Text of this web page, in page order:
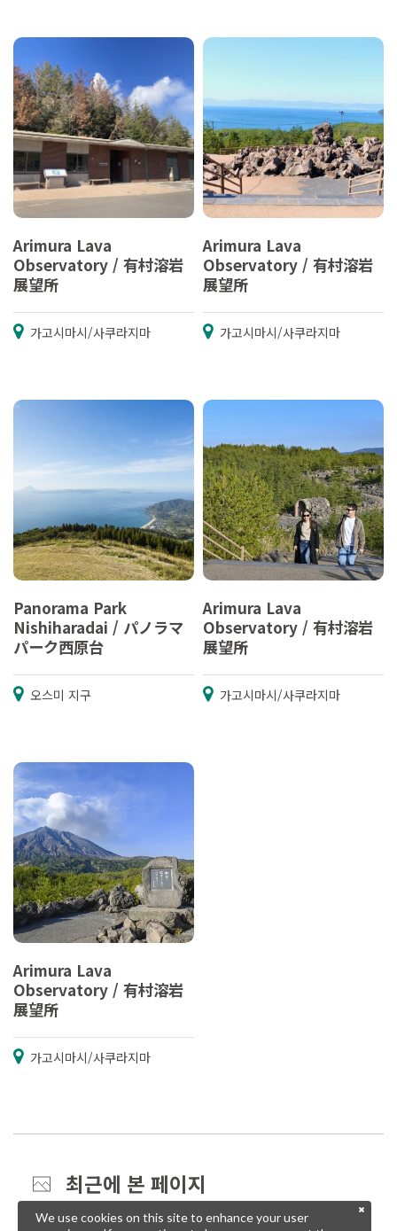
Arimura Lava
Observatory / 有村溶岩
展望所
가고시마시/사쿠라지마
Arimura Lava
Observatory / 有村溶岩
展望所
가고시마시/사쿠라지마
Panorama Park
Nishiharadai / パノラマ
パーク西原台
오스미 지구
Arimura Lava
Observatory / 有村溶岩
展望所
가고시마시/사쿠라지마
Arimura Lava
Observatory / 有村溶岩
展望所
가고시마시/사쿠라지마
최근에 본 페이지
We use cookies on this site to enhance your user